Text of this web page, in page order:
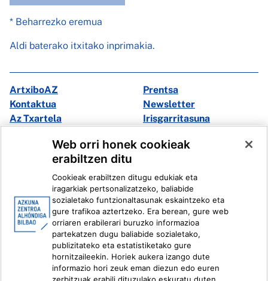
* Beharrezko eremua
Aldi baterako itxitako inprimakia.
ArtxiboAZ
Prentsa
Kontaktua
Newsletter
Az Txartela
Irisgarritasuna
Instagram
Youtube
Linkedin
Ivoox
Lege informazioa Barneko Informazio Sistema
Web orri honek cookieak
erabiltzen ditu
Cookieak erabiltzen ditugu edukiak eta
iragarkiak pertsonalizatzeko, baliabide
sozialetako funtzionaltasunak eskaintzeko eta
gure trafikoa aztertzeko. Era berean, gure web
orriaren erabilerari buruzko informazioa
partekatzen dugu baliabide sozialetako,
publizitateko eta estatistiketako gure
hornitzaileekin. Horiek aukera izango dute
informazio hori zeuk eman diezun edo euren